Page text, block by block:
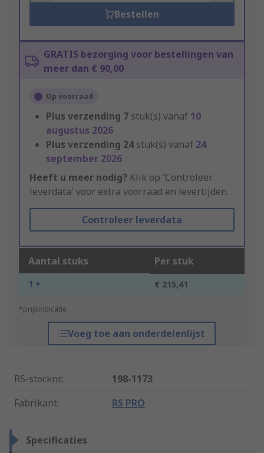
Bestellen
GRATIS bezorging voor bestellingen van
meer dan € 90,00
Op voorraad
Plus verzending 7 stuk(s) vanaf 10
augustus 2026
Plus verzending 24stuk(s) vanaf 24
september 2026
Heeft u meer nodig? Klik op 'Controleer
leverdata' voor extra voorraad en levertijden.
Controleer leverdata
Aantal stuks Per stuk
1 + € 215,41
*prijsindicatie
Voeg toe aan onderdelenlijst
RS-stocknr.:
198-1173
Fabrikant: RS PRO
Specificaties